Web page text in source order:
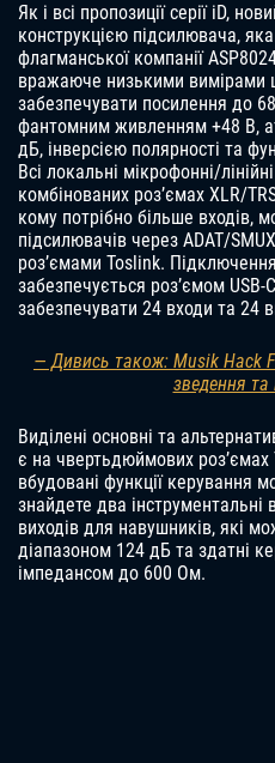
Як і всі пропозиції серії iD,
конструкцією підсилювача,
флагманської компанії
вражаюче низькими вимірами
забезпечувати посилення до
фантомним живленням +48 В,
дБ, інверсією полярності та
Всі локальні мікрофонні/
комбінованих роз’ємах XLR/
кому потрібно більше входів,
підсилювачів через ADAT/
роз’ємами Toslink.
забезпечується роз’ємом
забезпечувати 24 входи та 24
— Дивись також: Musik Hack
зведення
Виділені основні та
є на чвертьдюймових роз’ємах
вбудовані функції керування
знайдете два інструментальні
виходів для навушників, які
діапазоном 124 дБ та здатні
імпедансом до 600 Ом.